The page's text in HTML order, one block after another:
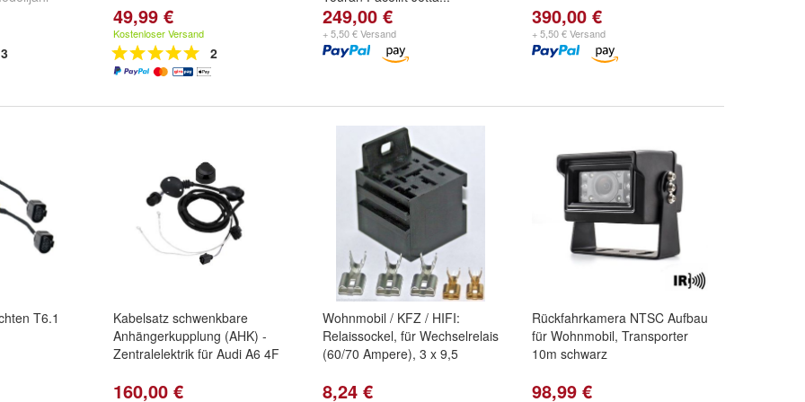
2009
3
49,99 €
Kostenloser Versand
2
249,00 €
+ 5,50 € Versand
390,00 €
+ 5,50 € Versand
T6.1
Kabelsatz schwenkbare
Anhängerkupplung (AHK) -
Zentralelektrik für Audi A6 4F
160,00 €
Wohnmobil / KFZ / HIFI:
Relaissockel, für Wechselrelais
(60/70 Ampere), 3 x 9,5
8,24 €
Rückfahrkamera NTSC Aufbau
für Wohnmobil, Transporter
10m schwarz
98,99 €